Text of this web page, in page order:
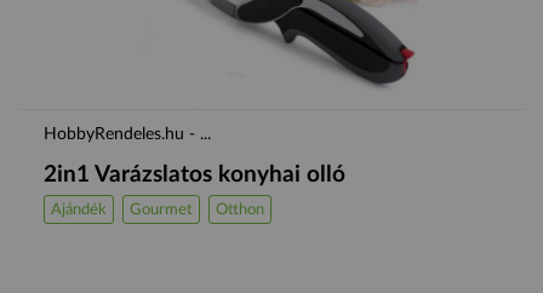
HobbyRendeles.hu - ...
2in1 Varázslatos konyhai olló
Ajándék Gourmet Otthon